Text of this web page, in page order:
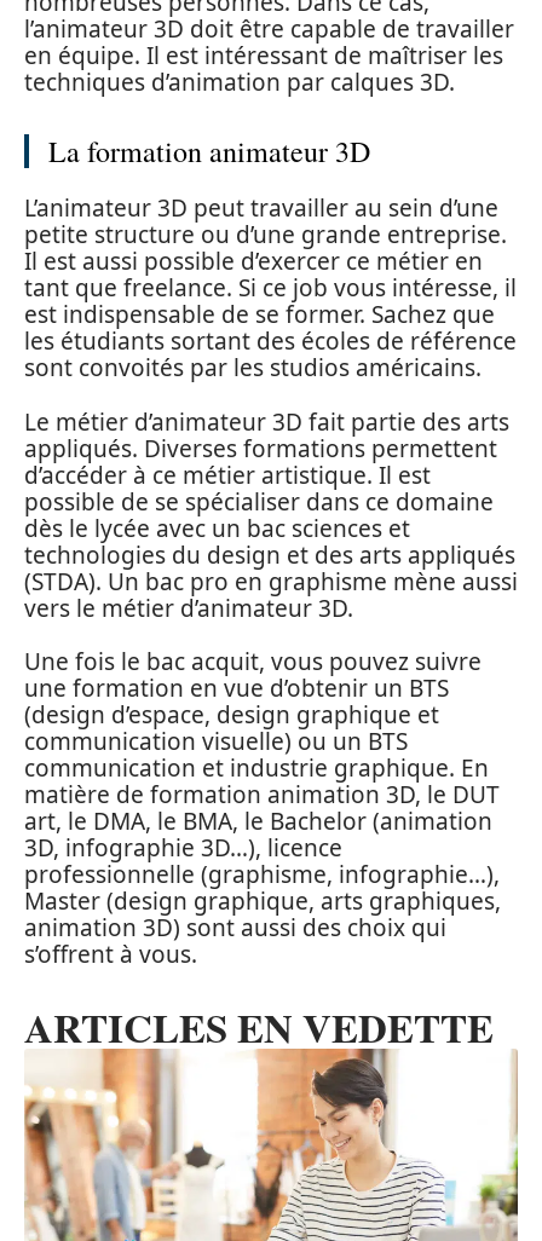
l’animateur 3D doit être capable de travailler
en équipe. Il est intéressant de maîtriser les
techniques d’animation par calques 3D.
La formation animateur 3D
L’animateur 3D peut travailler au sein d’une
petite structure ou d’une grande entreprise.
Il est aussi possible d’exercer ce métier en
tant que freelance. Si ce job vous intéresse, il
est indispensable de se former. Sachez que
les étudiants sortant des écoles de référence
sont convoités par les studios américains.
Le métier d’animateur 3D fait partie des arts
appliqués. Diverses formations permettent
d’accéder à ce métier artistique. Il est
possible de se spécialiser dans ce domaine
dès le lycée avec un bac sciences et
technologies du design et des arts appliqués
(STDA). Un bac pro en graphisme mène aussi
vers le métier d’animateur 3D.
Une fois le bac acquit, vous pouvez suivre
une formation en vue d’obtenir un BTS
(design d’espace, design graphique et
communication visuelle) ou un BTS
communication et industrie graphique. En
matière de formation animation 3D, le DUT
art, le DMA, le BMA, le Bachelor (animation
3D, infographie 3D…), licence
professionnelle (graphisme, infographie…),
Master (design graphique, arts graphiques,
animation 3D) sont aussi des choix qui
s’offrent à vous.
ARTICLES EN VEDETTE